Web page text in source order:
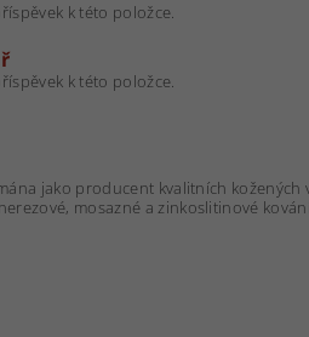
k této položce.
k této položce.
jako producent kvalitních
mosazné a zinkoslitinové